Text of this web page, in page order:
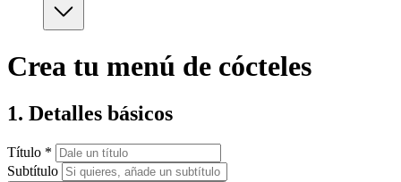
Crea tu menú de cócteles
1. Detalles básicos
Título *
Subtítulo